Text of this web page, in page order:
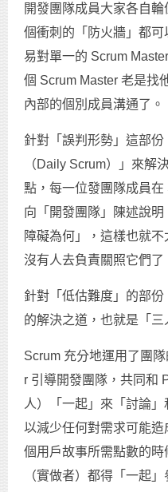
開發團隊成員大家各自
個衝刺的「防火牆」都
易對單一的 Scrum
個 Scrum Master 老是找
內部的個別成員溝通了。
針對「誤判形勢」這部
（Daily Scrum）」來解
點，每一位發團隊成員在
向「開發團隊」陳述說明
障礙為何」，這樣也就
沒有人去負責關照它們了
針對「低估難度」的部
的解決之道，也就是「三
Scrum 充分地運用了團
r 引導開發團隊，共同和
人）「一起」來「討論
以減少任何對需求可能
個用戶故事所需點數的
（實做者）都得「一起